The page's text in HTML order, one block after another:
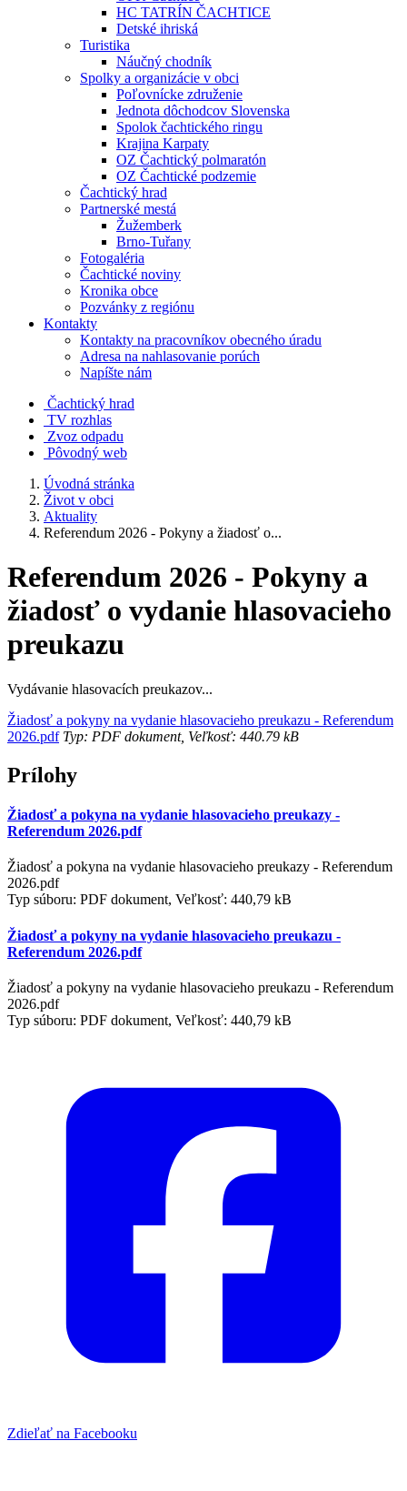
HC TATRÍN ČACHTICE
Detské ihriská
Turistika
Náučný chodník
Spolky a organizácie v obci
Poľovnícke združenie
Jednota dôchodcov Slovenska
Spolok čachtického ringu
Krajina Karpaty
OZ Čachtický polmaratón
OZ Čachtické podzemie
Čachtický hrad
Partnerské mestá
Žužemberk
Brno-Tuřany
Fotogaléria
Čachtické noviny
Kronika obce
Pozvánky z regiónu
Kontakty
Kontakty na pracovníkov obecného úradu
Adresa na nahlasovanie porúch
Napíšte nám
Čachtický hrad
TV rozhlas
Zvoz odpadu
Pôvodný web
Úvodná stránka
Život v obci
Aktuality
Referendum 2026 - Pokyny a žiadosť o...
Referendum 2026 - Pokyny a
žiadosť o vydanie hlasovacieho
preukazu
Vydávanie hlasovacích preukazov...
Žiadosť a pokyny na vydanie hlasovacieho preukazu - Referendum
2026.pdfTyp: PDF dokument, Veľkosť: 440.79 kB
Prílohy
Žiadosť a pokyna na vydanie hlasovacieho preukazy -
Referendum 2026.pdf
Žiadosť a pokyna na vydanie hlasovacieho preukazy - Referendum
2026.pdf
Typ súboru: PDF dokument, Veľkosť: 440,79 kB
Žiadosť a pokyny na vydanie hlasovacieho preukazu -
Referendum 2026.pdf
Žiadosť a pokyny na vydanie hlasovacieho preukazu - Referendum
2026.pdf
Typ súboru: PDF dokument, Veľkosť: 440,79 kB
Zdieľať na Facebooku